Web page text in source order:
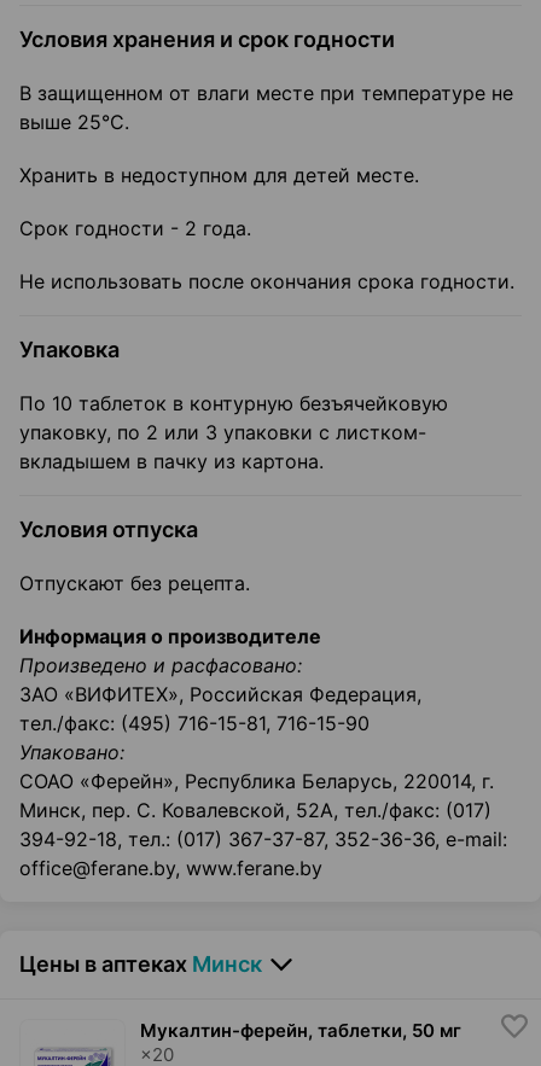
Условия хранения и срок годности
В защищенном от влаги месте при температуре не
выше 25°C.
Хранить в недоступном для детей месте.
Срок годности - 2 года.
Не использовать после окончания срока годности.
Упаковка
По 10 таблеток в контурную безъячейковую
упаковку, по 2 или 3 упаковки с листком-
вкладышем в пачку из картона.
Условия отпуска
Отпускают без рецепта.
Информация о производителе
Произведено и расфасовано:
ЗАО «ВИФИТЕХ», Российская Федерация,
тел./факс: (495) 716-15-81, 716-15-90
Упаковано:
СОАО «Ферейн», Республика Беларусь, 220014, г.
Минск, пер. С. Ковалевской, 52А, тел./факс: (017)
394-92-18, тел.: (017) 367-37-87, 352-36-36, e-mail:
office@ferane.by, www.ferane.by
Цены в аптеках Минск
Мукалтин-ферейн, таблетки, 50 мг
×20